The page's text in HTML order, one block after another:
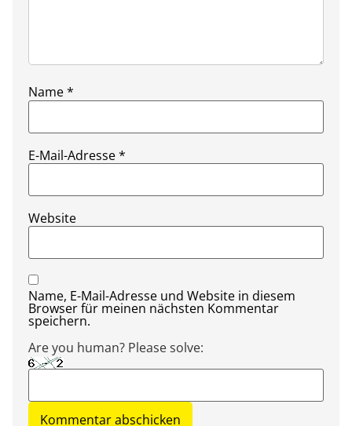
Name*
E-Mail-Adresse*
Website
Name, E-Mail-Adresse und Website in diesem
Browser für meinen nächsten Kommentar
speichern.
Are you human? Please solve: